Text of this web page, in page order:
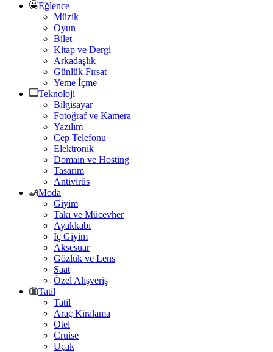
Eğlence
Müzik
Oyun
Bilet
Kitap ve Dergi
Arkadaşlık
Günlük Fırsat
Yeme İçme
Teknoloji
Bilgisayar
Fotoğraf ve Kamera
Yazılım
Cep Telefonu
Elektronik
Domain ve Hosting
Tasarım
Antivirüs
Moda
Giyim
Takı ve Mücevher
Ayakkabı
İç Giyim
Aksesuar
Gözlük ve Lens
Saat
Özel Alışveriş
Tatil
Tatil
Araç Kiralama
Otel
Cruise
Uçak